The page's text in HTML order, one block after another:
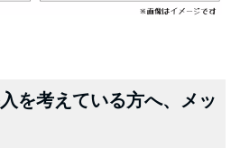
を考えている方へ、メッ